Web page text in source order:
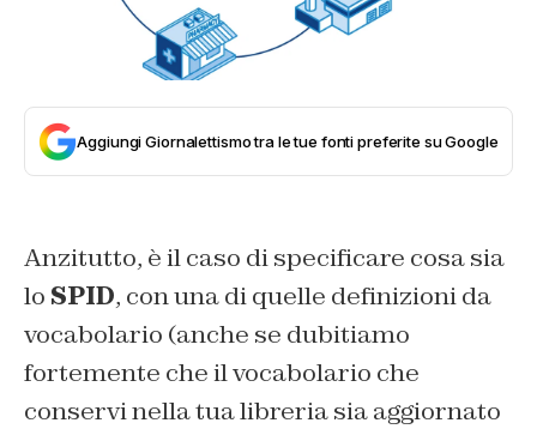
Aggiungi Giornalettismo tra le tue fonti preferite su Google
Anzitutto, è il caso di specificare cosa sia
lo SPID, con una di quelle definizioni da
vocabolario (anche se dubitiamo
fortemente che il vocabolario che
conservi nella tua libreria sia aggiornato